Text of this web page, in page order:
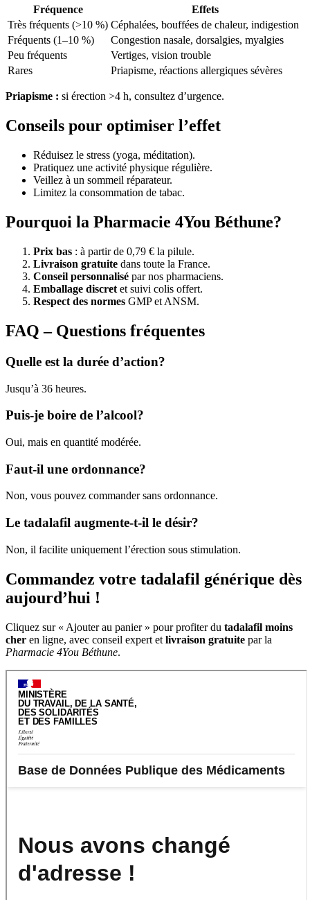
Fréquence
Effets
Très fréquents (>10 %) Céphalées, bouffées de chaleur, indigestion
Fréquents (1–10 %)
Congestion nasale, dorsalgies, myalgies
Peu fréquents
Vertiges, vision trouble
Rares
Priapisme, réactions allergiques sévères
Priapisme : si érection >4 h, consultez d’urgence.
Conseils pour optimiser l’effet
Réduisez le stress (yoga, méditation).
Pratiquez une activité physique régulière.
Veillez à un sommeil réparateur.
Limitez la consommation de tabac.
Pourquoi la Pharmacie 4You Béthune?
Prix bas : à partir de 0,79 € la pilule.
Livraison gratuite dans toute la France.
Conseil personnalisé par nos pharmaciens.
Emballage discret et suivi colis offert.
Respect des normes GMP et ANSM.
FAQ – Questions fréquentes
Quelle est la durée d’action?
Jusqu’à 36 heures.
Puis-je boire de l’alcool?
Oui, mais en quantité modérée.
Faut-il une ordonnance?
Non, vous pouvez commander sans ordonnance.
Le tadalafil augmente-t-il le désir?
Non, il facilite uniquement l’érection sous stimulation.
Commandez votre tadalafil générique dès
aujourd’hui !
Cliquez sur « Ajouter au panier » pour profiter du tadalafil moins
cher en ligne, avec conseil expert et livraison gratuite par la
Pharmacie 4You Béthune.